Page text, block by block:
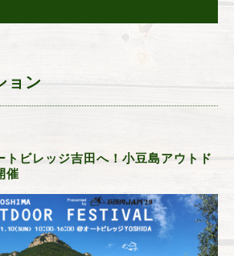
ョン
トビレッジ吉田へ！小豆島アウトド
催